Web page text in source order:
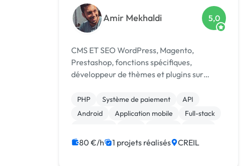
Amir Mekhaldi 5,0
CMS ET SEO WordPress, Magento,
Prestashop, fonctions spécifiques,
développeur de thèmes et plugins sur
projets Reactjs pour les web App et react
native pour les applications mobiles
PHP Système de paiement
API
Android
Application mobile
Full-stack
80 €/h 1 projets réalisés CREIL